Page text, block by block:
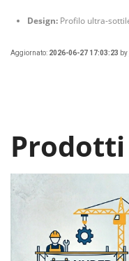
Design: Profilo ultra-
Aggiornato: 2026-06-27 17:03:23 by